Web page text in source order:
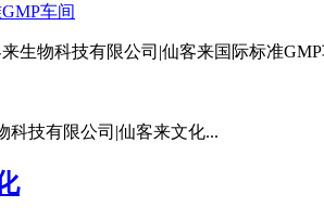
车间
生物科技有限公司|仙客来国际标准GMP
科技有限公司|仙客来文化...